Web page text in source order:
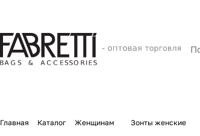
Главная Каталог Женщинам Зонты женские